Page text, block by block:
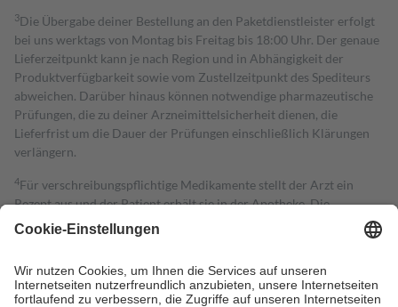
3Die Übergabe deiner Bestellung an den Paketdienstleister erfolgt
bei uns werktags von Montag bis Freitag bis 18:00 Uhr. Der genaue
Lieferzeitpunkt kann je nach Region und in Abhängigkeit der
Produktverfügbarkeit sowie vom Zustellzeitpunkt des Spediteurs
abweichen. Darüber hinaus können notwendige pharmazeutische
Prüfungen, die zu deiner Arzneimittelsicherheit dienen, die
Lieferfrist um die Dauer der Prüfungen einschließlich Klärungen
verlängern.
4Für verschreibungspflichtige Medikamente stellt der Arzt ein
Rezept aus und der Patient erhält sie in der Apotheke. Die
gesetzliche Krankenversicherung übernimmt in der Regel die
Kosten dafür, der Versicherte trägt einen Teil davon als Zuzahlung
Grundsätzlich leisten Mitglieder Zuzahlungen in Höhe von zehn
Prozent des Abgabepreises,mindestens jedochfünf Euround